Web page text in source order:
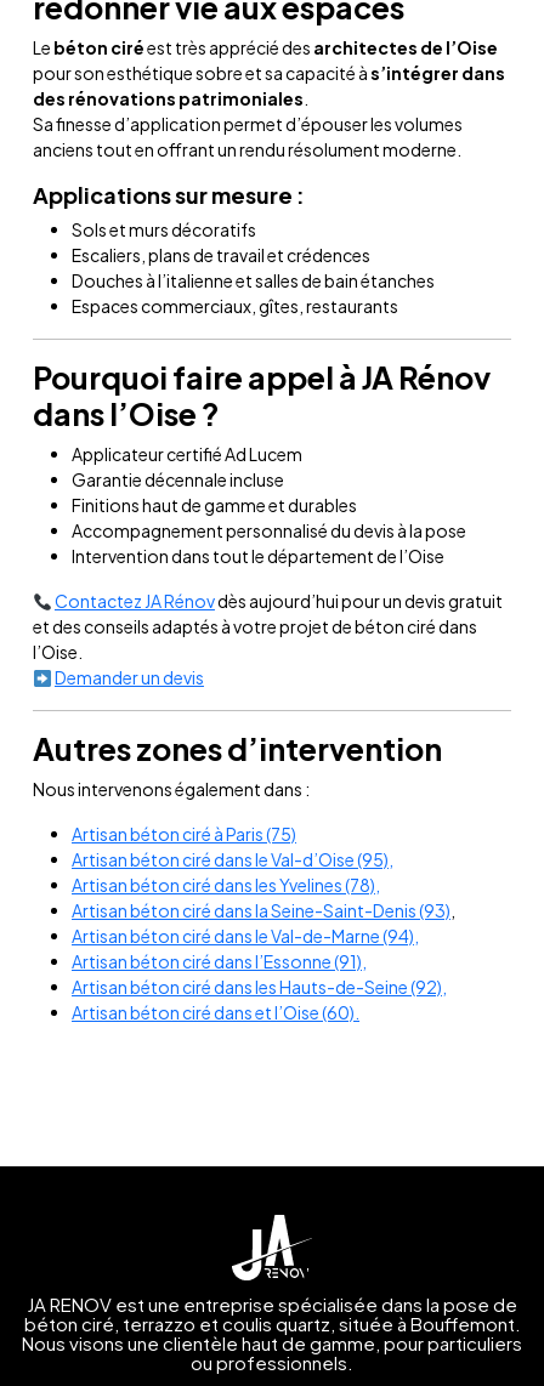
Le béton ciréest très apprécié des architectes de l’Oise
pour son esthétique sobre et sa capacité às’intégrer dans
des rénovations patrimoniales
Sa finesse d’application permet d’épouser les volumes
anciens tout en offrant un rendu résolument moderne.
Applications sur mesure :
Sols et murs décoratifs
Escaliers, plans de travail et crédences
Douches à l’italienne et salles de bain étanches
Espaces commerciaux, gîtes, restaurants
Pourquoi faire appel à JA Rénov
dans l’Oise ?
Applicateur certifié Ad Lucem
Garantie décennale incluse
Finitions haut de gamme et durables
Accompagnement personnalisé du devis à la pose
Intervention dans tout le département de l’Oise
Contactez JA Rénovdès aujourd’hui pour un devis gratuit
et des conseils adaptés à votre projet de béton ciré dans
l’Oise.
Demander un devis
Autres zones d’intervention
Nous intervenons également dans :
Artisan béton ciré à Paris (75)
Artisan béton ciré dans le Val-d’Oise (95),
Artisan béton ciré dans les Yvelines (78),
Artisan béton ciré dans la Seine-Saint-Denis (93)
Artisan béton ciré dans le Val-de-Marne (94),
Artisan béton ciré dans l’Essonne (91),
Artisan béton ciré dans les Hauts-de-Seine (92),
Artisan béton ciré dans et l’Oise (60).
JA RENOV est une entreprise spécialisée dans la pose de
béton ciré, terrazzo et coulis quartz, située à Bouffemont.
Nous visons une clientèle haut de gamme, pour particuliers
ou professionnels.